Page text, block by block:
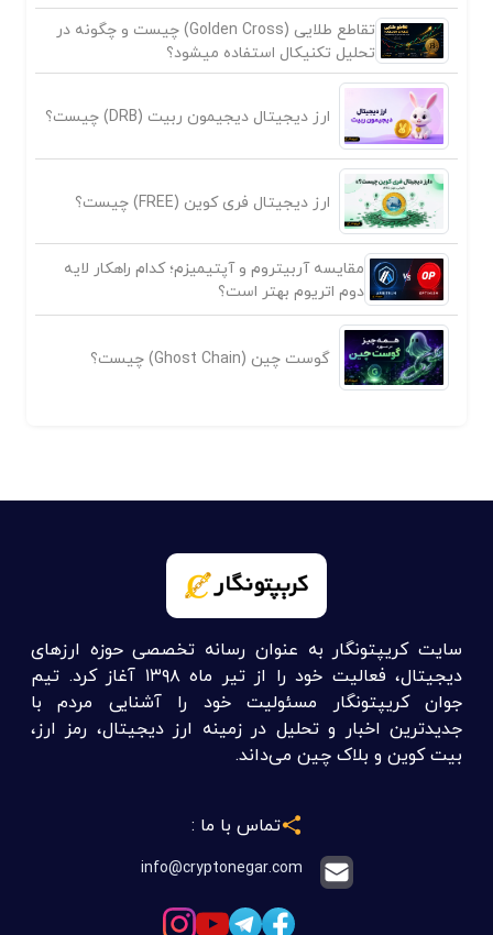
تقاطع طلایی (Golden Cross) چیست و چگونه در
تحلیل تکنیکال استفاده میشود؟
ارز دیجیتال دیجیمون ربیت (DRB) چیست؟
ارز دیجیتال فری کوین (FREE) چیست؟
مقایسه آربیتروم و آپتیمیزم؛ کدام راهکار لایه
دوم اتریوم بهتر است؟
گوست چین (Ghost Chain) چیست؟
سایت کریپتونگار به عنوان رسانه تخصصی حوزه ارزهای
دیجیتال، فعالیت خود را از تیر ماه ۱۳۹۸ آغاز کرد. تیم
جوان کریپتونگار مسئولیت خود را آشنایی مردم با
جدیدترین اخبار و تحلیل در زمینه ارز دیجیتال، رمز ارز،
بیت کوین و بلاک چین می‌داند.
تماس با ما :
info@cryptonegar.com